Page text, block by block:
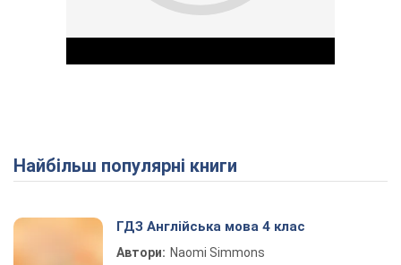
Play Video
Найбільш популярні книги
ГДЗ Англійська мова 4 клас
Автори: Naomi Simmons